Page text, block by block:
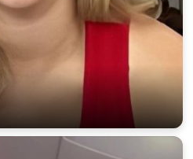
upload your own photo